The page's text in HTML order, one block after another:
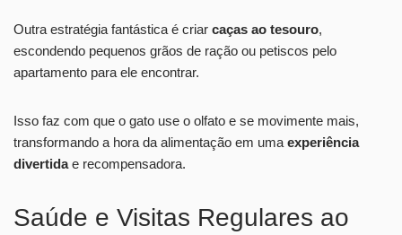
Outra estratégia fantástica é criar caças ao tesouro,
escondendo pequenos grãos de ração ou petiscos pelo
apartamento para ele encontrar.
Isso faz com que o gato use o olfato e se movimente mais,
transformando a hora da alimentação em uma experiência
divertidae recompensadora.
Saúde e Visitas Regulares ao